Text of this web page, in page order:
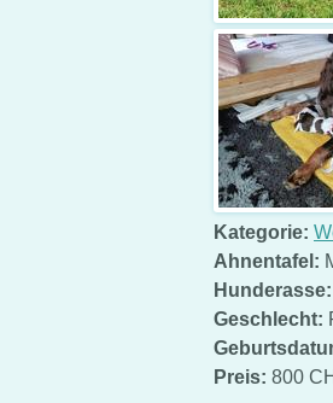
Kategorie:
Ahnentafel:
Hunderasse:
Geschlecht:
Preis: 800